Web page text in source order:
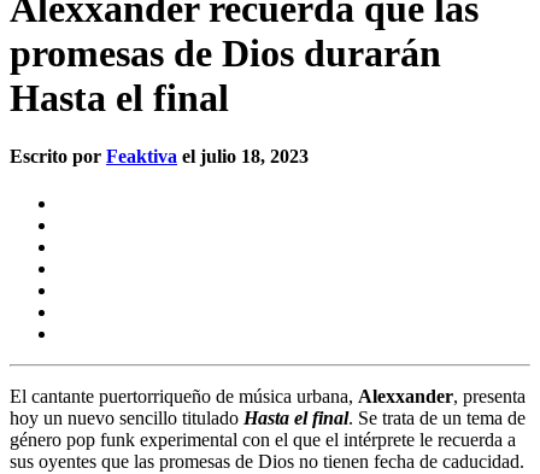
promesas de Dios durarán
Hasta el final
Escrito por Feaktiva el julio 18, 2023
El cantante puertorriqueño de música urbana, Alexxander, presenta
hoy un nuevo sencillo titulado Hasta el final. Se trata de un tema de
género pop funk experimental con el que el intérprete le recuerda a
sus oyentes que las promesas de Dios no tienen fecha de caducidad.